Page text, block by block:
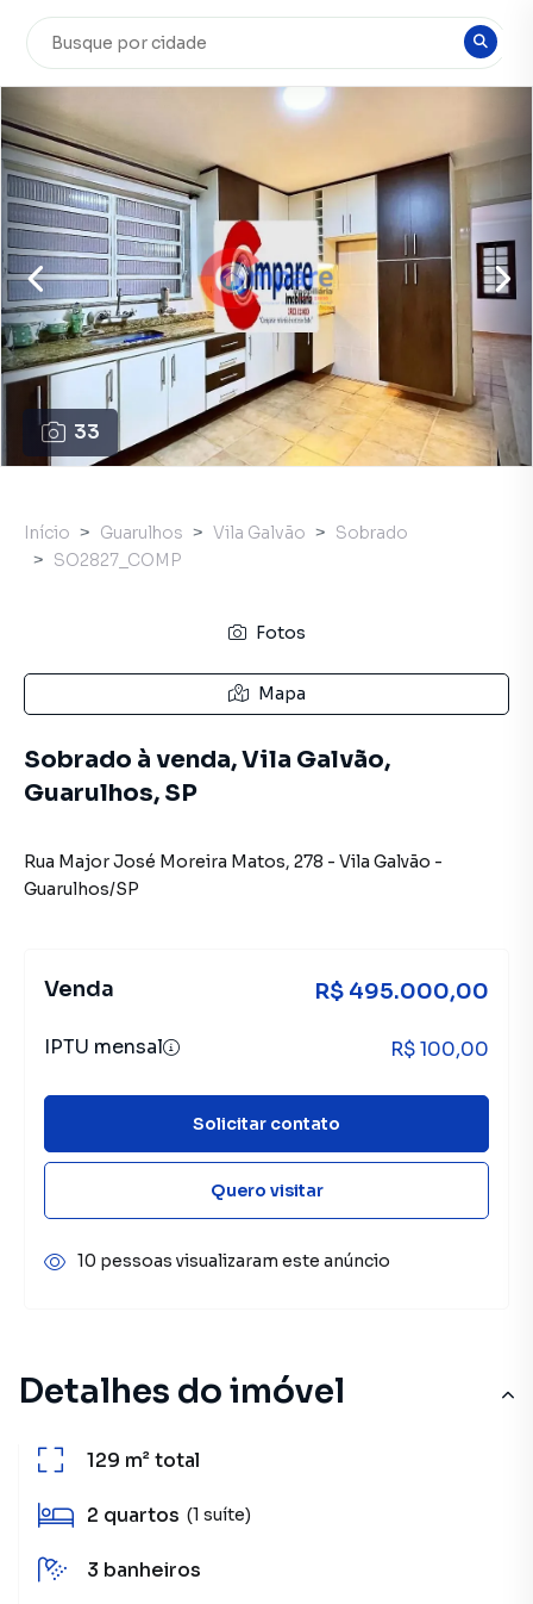
33
Detalhes do imóvel
129 m²total
2 quartos (1 suíte)
3 banheiros
Início Guarulhos Vila Galvão
Sobrado
SO2827_COMP
Fotos
Mapa
Sobrado à venda, Vila Galvão,
Guarulhos, SP
Rua Major José Moreira Matos, 278 - Vila Galvão -
Guarulhos/SP
Venda R$ 495.000,00
IPTU mensal R$ 100,00
Solicitar contato
Quero visitar
10 pessoas visualizaram este anúncio